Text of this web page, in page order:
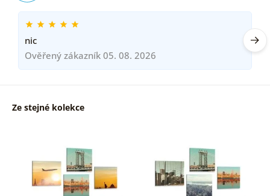
nic
Ověřený zákazník 05. 08. 2026
Ze stejné kolekce